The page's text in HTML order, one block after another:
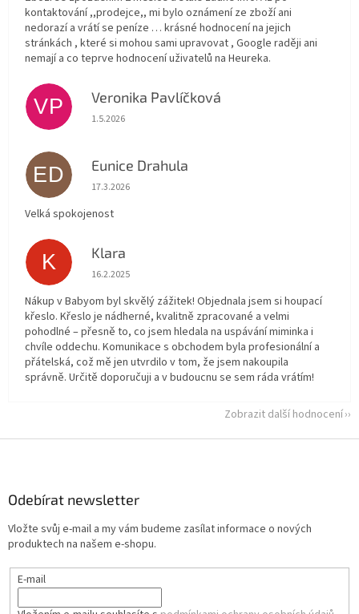
kontaktování ,,prodejce,, mi bylo oznámení ze zboží ani
nedorazí a vrátí se peníze … krásné hodnocení na jejich
stránkách , které si mohou sami upravovat , Google raději ani
nemají a co teprve hodnocení uživatelů na Heureka.
VP Veronika Pavlíčková
Hodnocení obchodu je 5 z 5 hvězdiček.
1.5.2026
ED Eunice Drahula
Hodnocení obchodu je 5 z 5 hvězdiček.
17.3.2026
Velká spokojenost
K Klara
Hodnocení obchodu je 5 z 5 hvězdiček.
16.2.2025
Nákup v Babyom byl skvělý zážitek! Objednala jsem si houpací
křeslo. Křeslo je nádherné, kvalitně zpracované a velmi
pohodlné – přesně to, co jsem hledala na uspávání miminka i
chvíle oddechu. Komunikace s obchodem byla profesionální a
přátelská, což mě jen utvrdilo v tom, že jsem nakoupila
správně. Určitě doporučuji a v budoucnu se sem ráda vrátím!
Zobrazit další hodnocení
Odebírat newsletter
Vložte svůj e-mail a my vám budeme zasílat informace o nových
produktech na našem e-shopu.
E-mail